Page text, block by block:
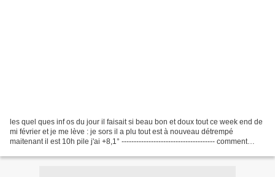
les quel ques inf os du jour il faisait si beau bon et doux tout ce week end de
mi février et je me lève : je sors il a plu tout est à nouveau détrempé
maitenant il est 10h pile j'ai +8,1° -------------------------------------- comment